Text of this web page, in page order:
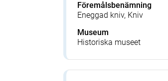
Föremålsbenämning
Eneggad kniv, Kniv
Museum
Historiska museet